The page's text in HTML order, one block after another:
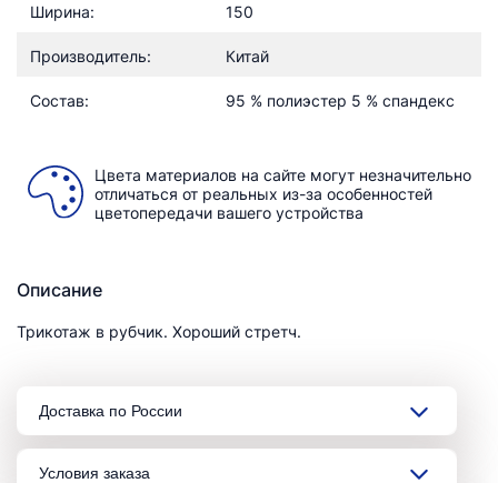
Ширина: 150
Производитель: Китай
Состав: 95 % полиэстер 5 % спандекс
Цвета материалов на сайте могут незначительно
отличаться от реальных из-за особенностей
цветопередачи вашего устройства
Описание
Трикотаж в рубчик. Хороший стретч.
Доставка по России
Условия заказа